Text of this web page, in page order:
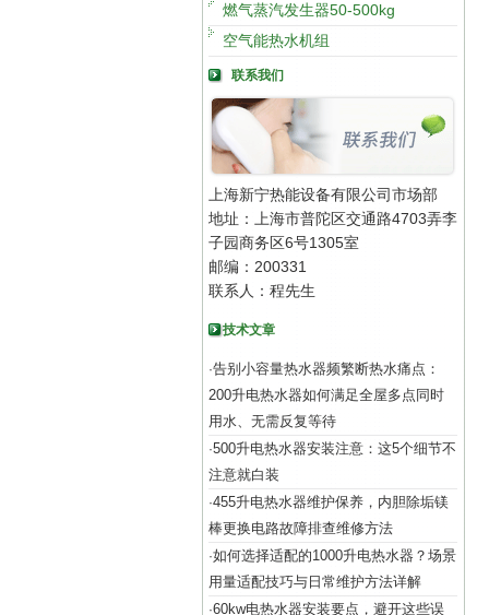
燃气蒸汽发生器50-500kg
空气能热水机组
联系我们
上海新宁热能设备有限公司市场部
地址：上海市普陀区交通路4703弄李
子园商务区6号1305室
邮编：200331
联系人：程先生
技术文章
·告别小容量热水器频繁断热水痛点：
200升电热水器如何满足全屋多点同时
用水、无需反复等待
·500升电热水器安装注意：这5个细节不
注意就白装
·455升电热水器维护保养，内胆除垢镁
棒更换电路故障排查维修方法
·如何选择适配的1000升电热水器？场景
用量适配技巧与日常维护方法详解
·60kw电热水器安装要点，避开这些误